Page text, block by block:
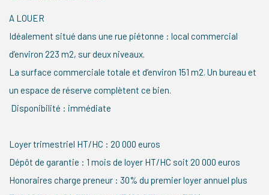
A LOUER
Idéalement situé dans une rue piétonne : local commercial
d’environ 223 m2, sur deux niveaux.
La surface commerciale totale et d’environ 151 m2. Un bureau et
un espace de réserve complètent ce bien.
Disponibilité : immédiate
Loyer trimestriel HT/HC : 20 000 euros
Dépôt de garantie : 1 mois de loyer HT/HC soit 20 000 euros
Honoraires charge preneur : 30% du premier loyer annuel plus